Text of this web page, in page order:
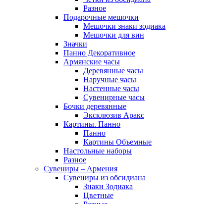
Разное
Подарочные мешочки
Мешочки знаки зодиака
Мешочки для вин
Значки
Панно Декоративное
Армянские часы
Деревянные часы
Наручные часы
Настенные часы
Сувенирные часы
Бочки деревянные
Эксклюзив Аракс
Картины. Панно
Панно
Картины Объемные
Настольные наборы
Разное
Сувениры – Армения
Сувениры из обсидиана
Знаки Зодиака
Цветные